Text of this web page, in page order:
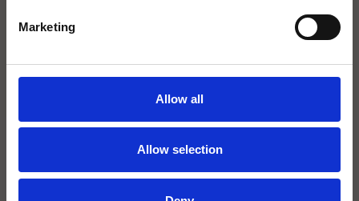
Marketing
Allow all
Allow selection
trevlig personal!" – Kenneth